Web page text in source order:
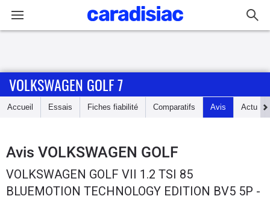
Accueil
Essais
Guide
d'achat
VOLKSWAGEN GOLF 7
Accueil Essais Fiches fiabilité Comparatifs Avis Actu
Avis VOLKSWAGEN GOLF
VOLKSWAGEN GOLF VII 1.2 TSI 85
BLUEMOTION TECHNOLOGY EDITION BV5 5P -